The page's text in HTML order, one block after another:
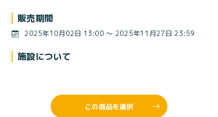
販売期間
2025年10月02日 13:00 〜 2025年11月27日 23:59
施設について
この商品を選択